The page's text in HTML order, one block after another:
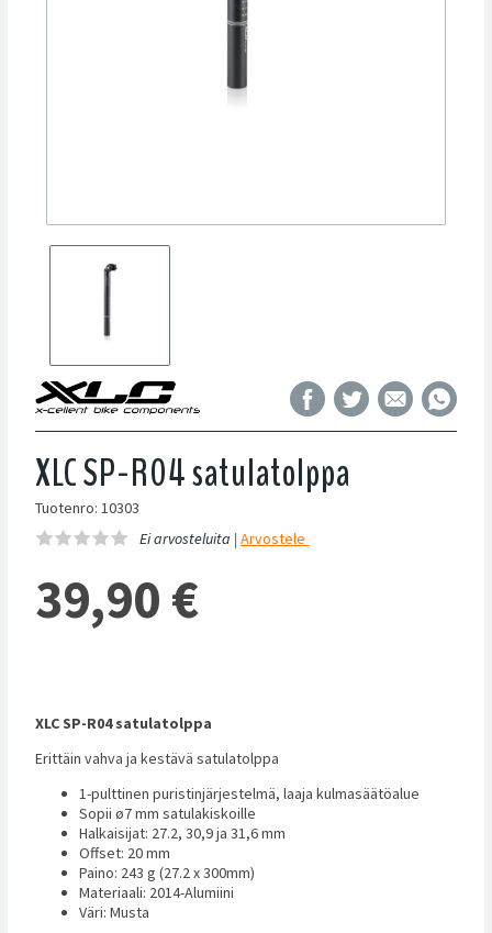
XLC SP-R04 satulatolppa
Tuotenro: 10303
Ei arvosteluita |Arvostele
39,90 €
XLC SP-R04 satulatolppa
Erittäin vahva ja kestävä satulatolppa
1-pulttinen puristinjärjestelmä, laaja kulmasäätöalue
Sopii ø7 mm satulakiskoille
Halkaisijat: 27.2, 30,9 ja 31,6 mm
Offset: 20 mm
Paino: 243 g (27.2 x 300mm)
Materiaali: 2014-Alumiini
Väri: Musta